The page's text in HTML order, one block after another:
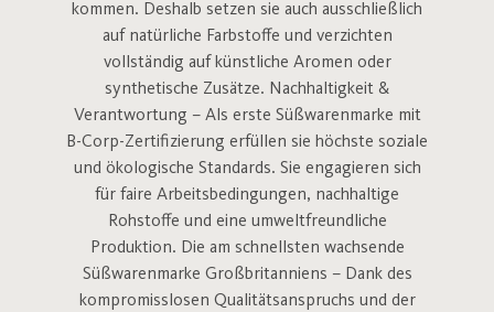
kommen. Deshalb setzen sie auch ausschließlich
auf natürliche Farbstoffe und verzichten
vollständig auf künstliche Aromen oder
synthetische Zusätze. Nachhaltigkeit &
Verantwortung – Als erste Süßwarenmarke mit
B-Corp-Zertifizierung erfüllen sie höchste soziale
und ökologische Standards. Sie engagieren sich
für faire Arbeitsbedingungen, nachhaltige
Rohstoffe und eine umweltfreundliche
Produktion. Die am schnellsten wachsende
Süßwarenmarke Großbritanniens – Dank des
kompromisslosen Qualitätsanspruchs und der